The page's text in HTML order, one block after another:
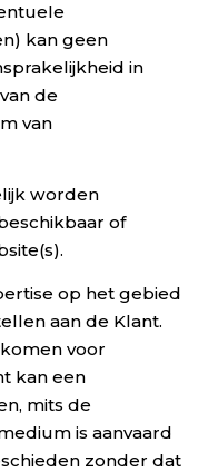
kan geen
in
de
van
worden
of
op het gebied
aan de Klant.
voor
kan een
mits de
is aanvaard
zonder dat